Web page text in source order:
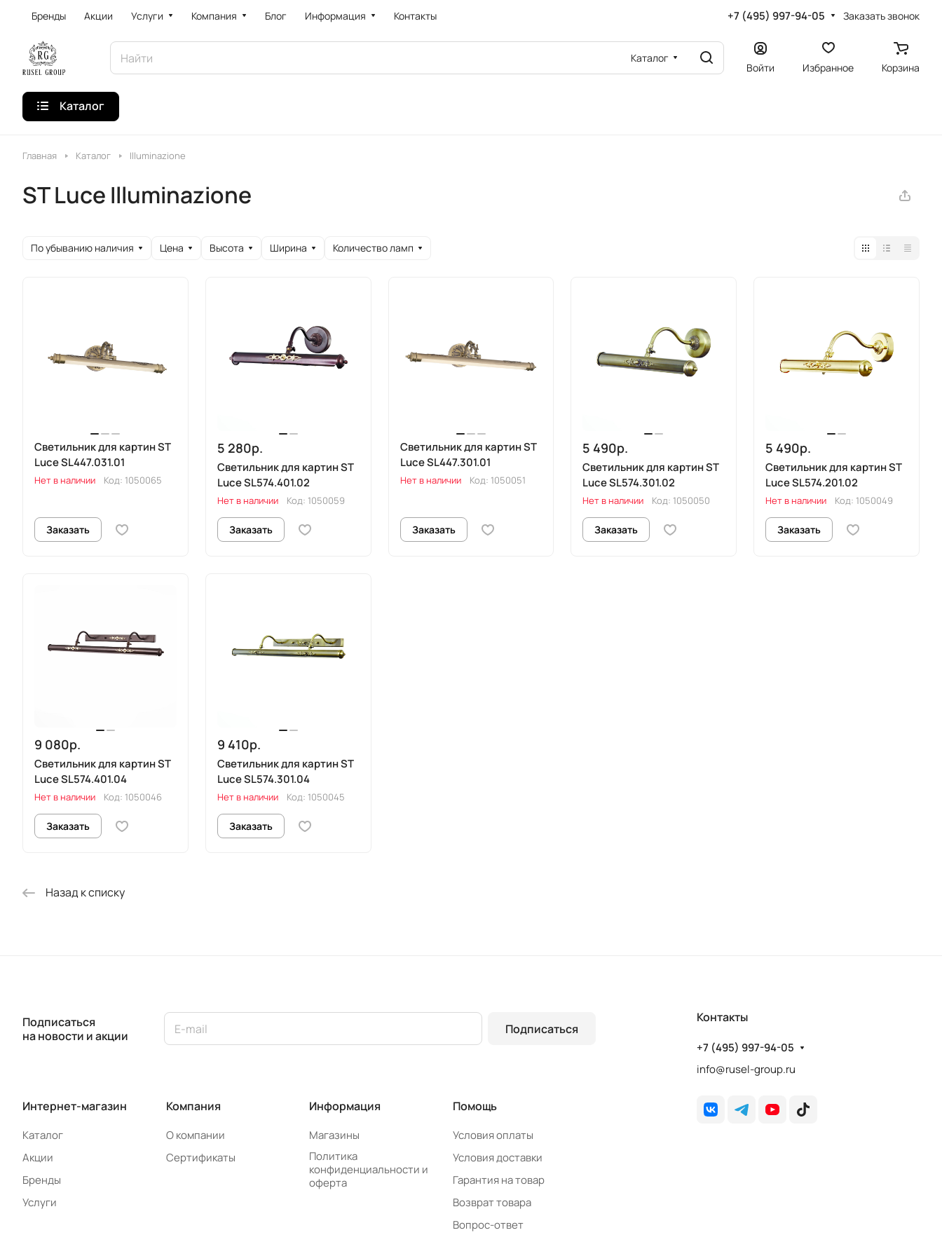
Бренды Акции Услуги Компания Блог Информация Контакты +7 (495) 997-94-05 Заказать звонок
Каталог
Войти Избранное Корзина
Каталог
Главная Каталог Illuminazione
ST Luce Illuminazione
По убыванию наличия Цена Высота Ширина Количество ламп
Светильник для картин ST
Luce SL447.031.01
Нет в наличии Код: 1050065
Заказать
5 280р.
Светильник для картин ST
Luce SL574.401.02
Нет в наличии Код: 1050059
Заказать
Светильник для картин ST
Luce SL447.301.01
Нет в наличии Код: 1050051
Заказать
5 490р.
Светильник для картин ST
Luce SL574.301.02
Нет в наличии Код: 1050050
Заказать
5 490р.
Светильник для картин ST
Luce SL574.201.02
Нет в наличии Код: 1050049
Заказать
9 080р.
Светильник для картин ST
Luce SL574.401.04
Нет в наличии Код: 1050046
Заказать
9 410р.
Светильник для картин ST
Luce SL574.301.04
Нет в наличии Код: 1050045
Заказать
Назад к списку
Подписаться
на новости и акции
Подписаться
Интернет-магазин
Каталог
Акции
Бренды
Услуги
Компания
О компании
Сертификаты
Информация
Магазины
Политика
конфиденциальности и
оферта
Помощь
Условия оплаты
Условия доставки
Гарантия на товар
Возврат товара
Вопрос-ответ
Контакты
+7 (495) 997-94-05
info@rusel-group.ru